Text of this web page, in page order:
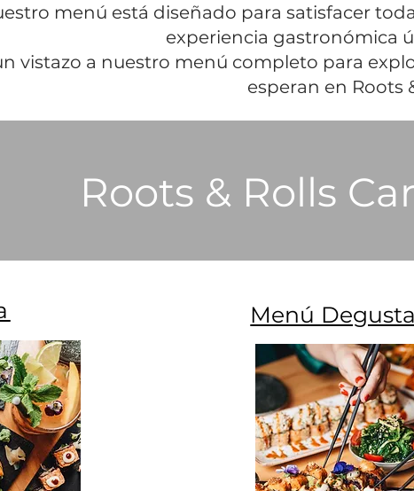
menú está diseñado para satisfacer
experiencia gastronómica
vistazo a nuestro menú completo para
esperan en Roots
Roots & Rolls
Menú